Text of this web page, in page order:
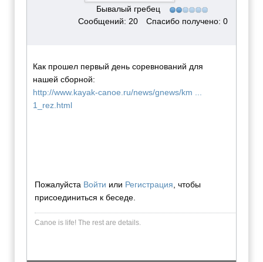
Бывалый гребец
Сообщений: 20
Спасибо получено: 0
Как прошел первый день соревнований для
нашей сборной:
http://www.kayak-canoe.ru/news/gnews/km ...
1_rez.html
Пожалуйста Войти или Регистрация, чтобы
присоединиться к беседе.
Canoe is life! The rest are dеtails.